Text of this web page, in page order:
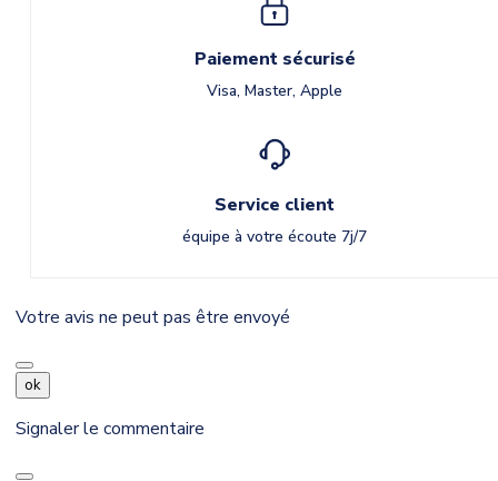
Paiement sécurisé
Visa, Master, Apple
Service client
équipe à votre écoute 7j/7
Votre avis ne peut pas être envoyé
ok
Signaler le commentaire